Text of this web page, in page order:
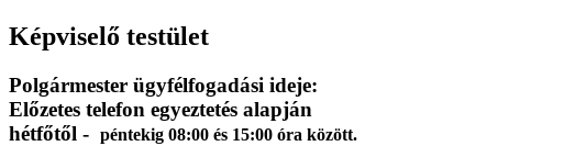
Képviselő testület
Polgármester ügyfélfogadási ideje:
Előzetes telefon egyeztetés alapján
hétfőtől - péntekig 08:00 és 15:00 óra között.